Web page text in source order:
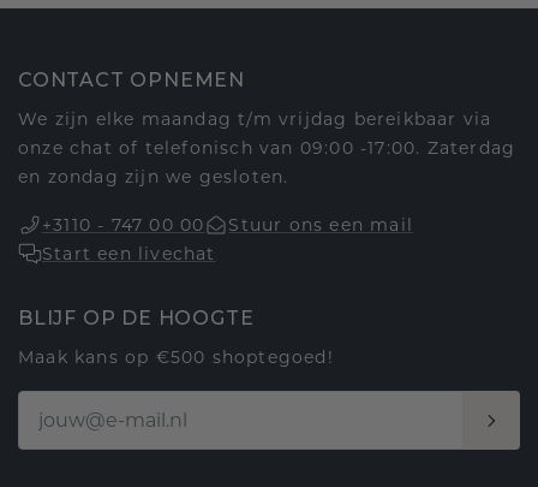
CONTACT OPNEMEN
We zijn elke maandag t/m vrijdag bereikbaar via
onze chat of telefonisch van 09:00 -17:00. Zaterdag
en zondag zijn we gesloten.
+3110 - 747 00 00
Stuur ons een mail
Start een livechat
BLIJF OP DE HOOGTE
Maak kans op €500 shoptegoed!